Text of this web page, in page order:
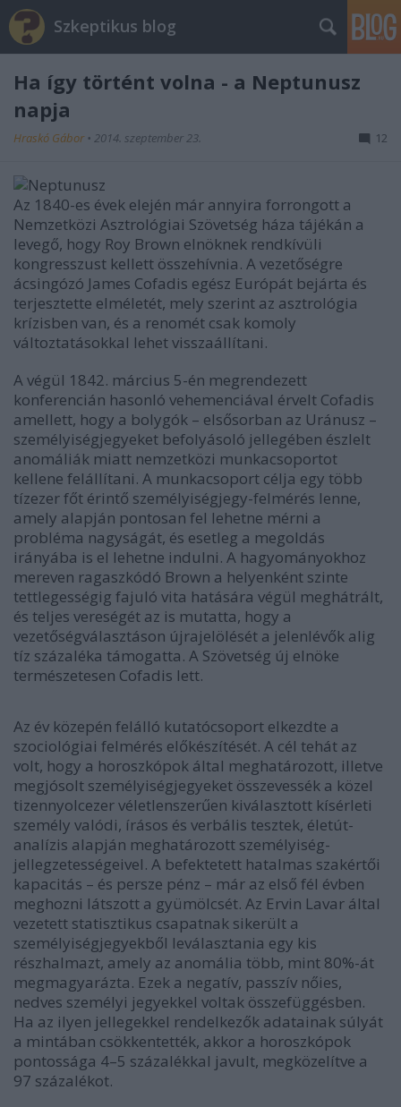
Szkeptikus blog
Ha így történt volna - a Neptunusz
napja
Hraskó Gábor • 2014. szeptember 23. 12
Az 1840-es évek elején már annyira forrongott a
Nemzetközi Asztrológiai Szövetség háza tájékán a
levegő, hogy Roy Brown elnöknek rendkívüli
kongresszust kellett összehívnia. A vezetőségre
ácsingózó James Cofadis egész Európát bejárta és
terjesztette elméletét, mely szerint az asztrológia
krízisben van, és a renomét csak komoly
változtatásokkal lehet visszaállítani.
A végül 1842. március 5-én megrendezett
konferencián hasonló vehemenciával érvelt Cofadis
amellett, hogy a bolygók – elsősorban az Uránusz –
személyiségjegyeket befolyásoló jellegében észlelt
anomáliák miatt nemzetközi munkacsoportot
kellene felállítani. A munkacsoport célja egy több
tízezer főt érintő személyiségjegy-felmérés lenne,
amely alapján pontosan fel lehetne mérni a
probléma nagyságát, és esetleg a megoldás
irányába is el lehetne indulni. A hagyományokhoz
mereven ragaszkódó Brown a helyenként szinte
tettlegességig fajuló vita hatására végül meghátrált,
és teljes vereségét az is mutatta, hogy a
vezetőségválasztáson újrajelölését a jelenlévők alig
tíz százaléka támogatta. A Szövetség új elnöke
természetesen Cofadis lett.
Az év közepén felálló kutatócsoport elkezdte a
szociológiai felmérés előkészítését. A cél tehát az
volt, hogy a horoszkópok által meghatározott, illetve
megjósolt személyiségjegyeket összevessék a közel
tizennyolcezer véletlenszerűen kiválasztott kísérleti
személy valódi, írásos és verbális tesztek, életút-
analízis alapján meghatározott személyiség-
jellegzetességeivel. A befektetett hatalmas szakértői
kapacitás – és persze pénz – már az első fél évben
meghozni látszott a gyümölcsét. Az Ervin Lavar által
vezetett statisztikus csapatnak sikerült a
személyiségjegyekből leválasztania egy kis
részhalmazt, amely az anomália több, mint 80%-át
megmagyarázta. Ezek a negatív, passzív nőies,
nedves személyi jegyekkel voltak összefüggésben.
Ha az ilyen jellegekkel rendelkezők adatainak súlyát
a mintában csökkentették, akkor a horoszkópok
pontossága 4–5 százalékkal javult, megközelítve a
97 százalékot.